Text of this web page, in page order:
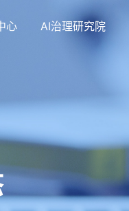
心 AI治理研究院